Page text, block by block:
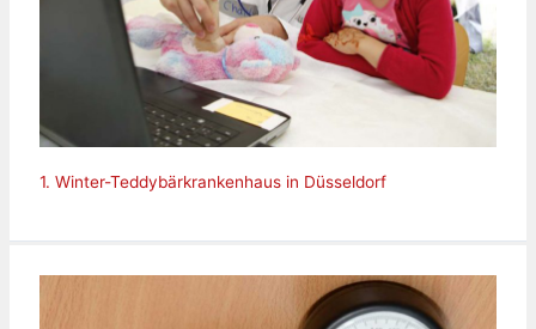
1. Winter-Teddybärkrankenhaus in Düsseldorf